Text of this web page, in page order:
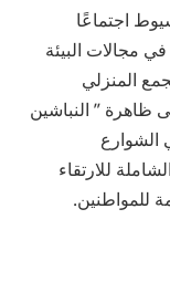
اجتماعًا
مجالات البيئة
المنزلي
ظاهرة ” النباشين
الشوارع
للارتقاء
للمواطنين.